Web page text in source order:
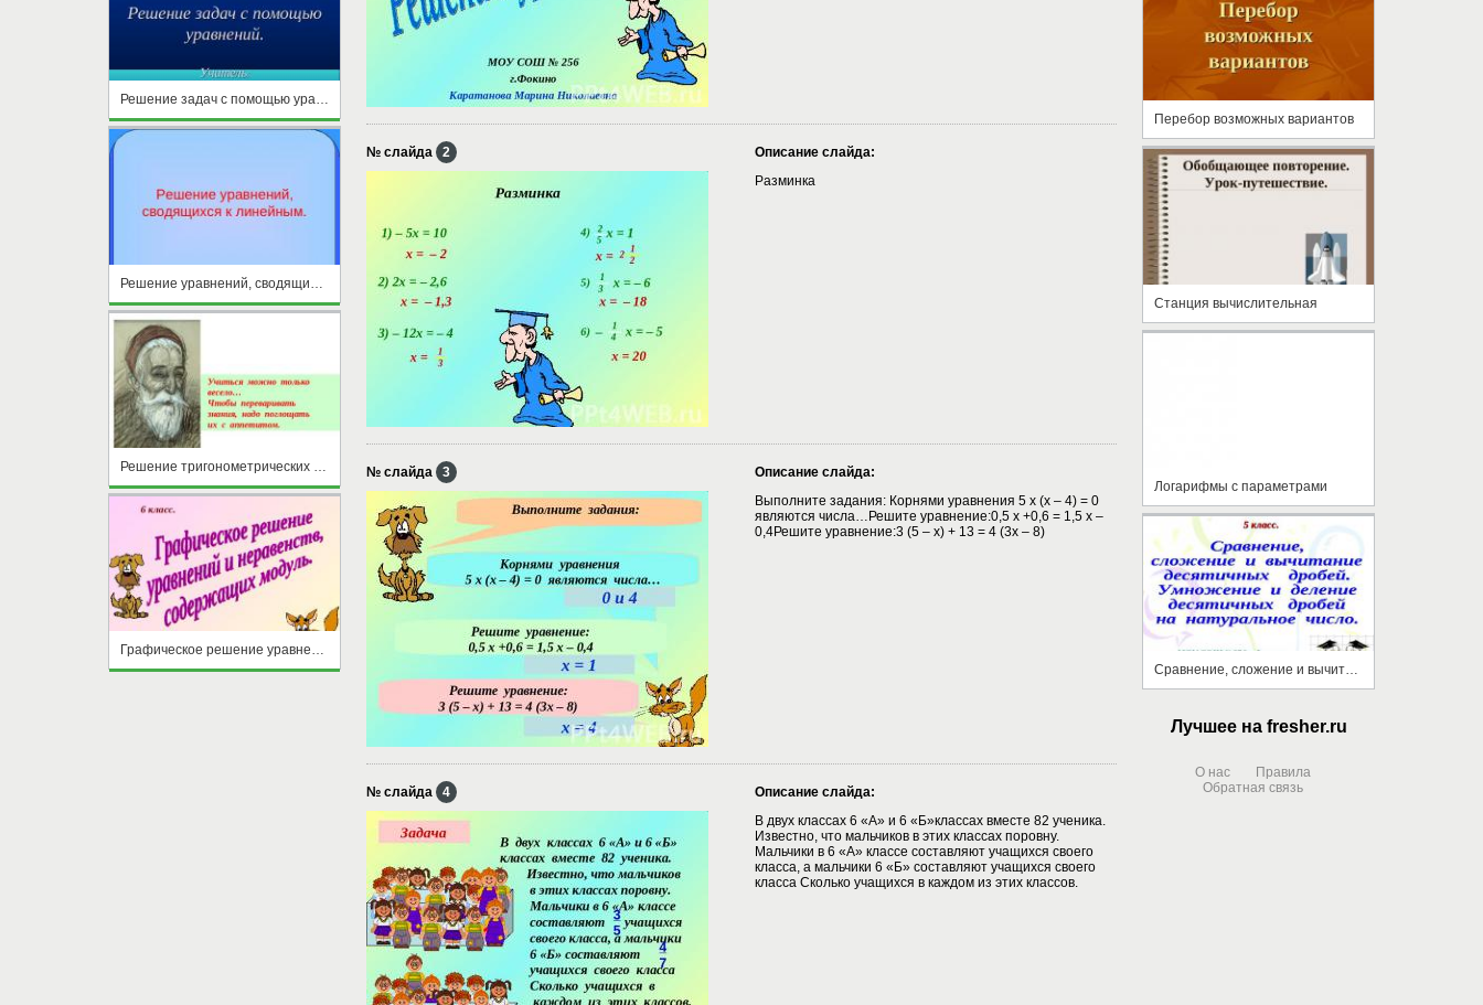
Решение задач с помощью уравнений
Решение тригонометрических уравнений
Графическое решение уравнений и неравенств, содержащих модуль
№ слайда 2
Описание слайда:
Разминка
№ слайда 3
Описание слайда:
Выполните задания: Корнями уравнения 5 х (х – 4) = 0
являются числа…Решите уравнение:0,5 х +0,6 = 1,5 х –
0,4Решите уравнение:3 (5 – х) + 13 = 4 (3х – 8)
№ слайда 4
Описание слайда:
В двух классах 6 «А» и 6 «Б»классах вместе 82 ученика.
Известно, что мальчиков в этих классах поровну.
Мальчики в 6 «А» классе составляют учащихся своего
класса, а мальчики 6 «Б» составляют учащихся своего
класса Сколько учащихся в каждом из этих классов.
Перебор возможных вариантов
Станция вычислительная
Логарифмы с параметрами
Сравнение, сложение и вычитание десятичных дробей. Умножение и деление десятичных дробей на натуральное число
Лучшее на fresher.ru
О нас
Правила
Обратная связь